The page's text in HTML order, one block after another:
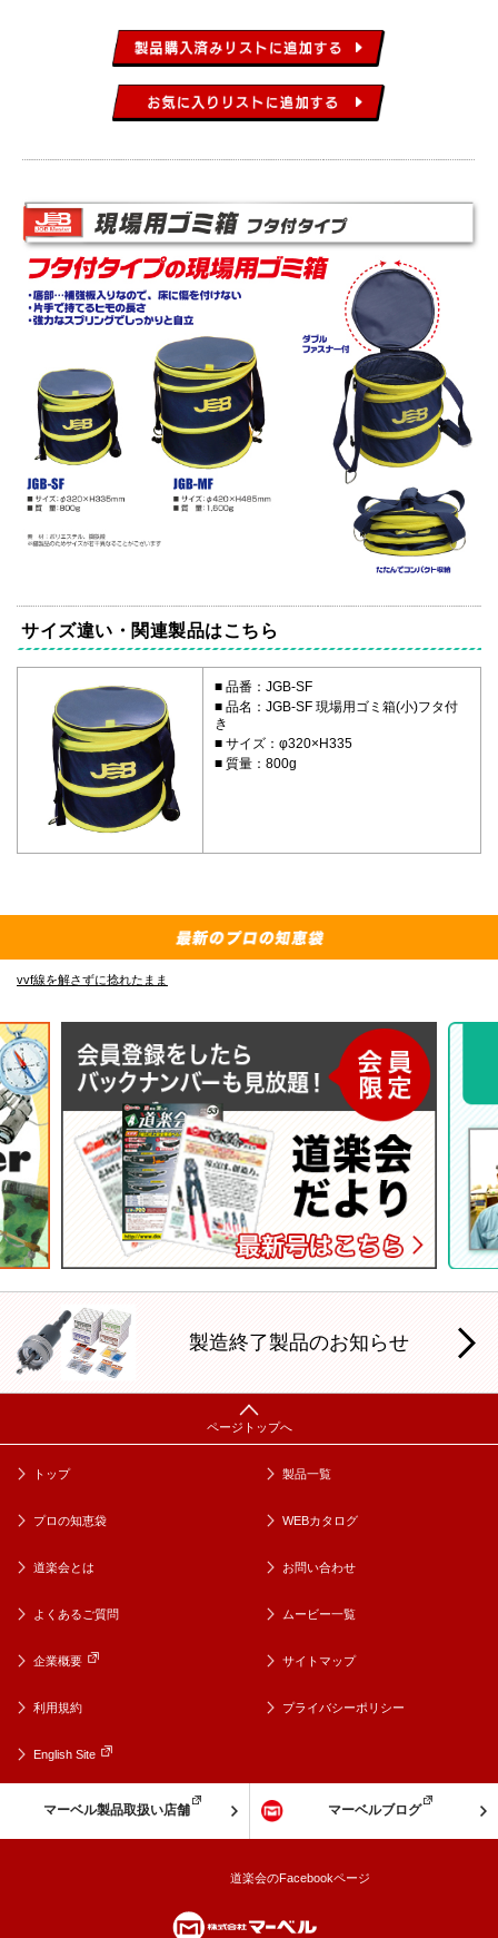
サイズ違い・関連製品はこちら
品番：JGB-SF
品名：JGB-SF 現場用ゴミ箱(小)フタ付
き
サイズ：φ320×H335
質量：800g
vvf線を解さずに捻れたまま
製造終了製品のお知らせ
トップ 製品一覧
プロの知恵袋 WEBカタログ
道楽会とは お問い合わせ
よくあるご質問 ムービー一覧
企業概要 サイトマップ
利用規約 プライバシーポリシー
English Site
マーベル製品取扱い店舗 マーベルブログ
道楽会のFacebookページ